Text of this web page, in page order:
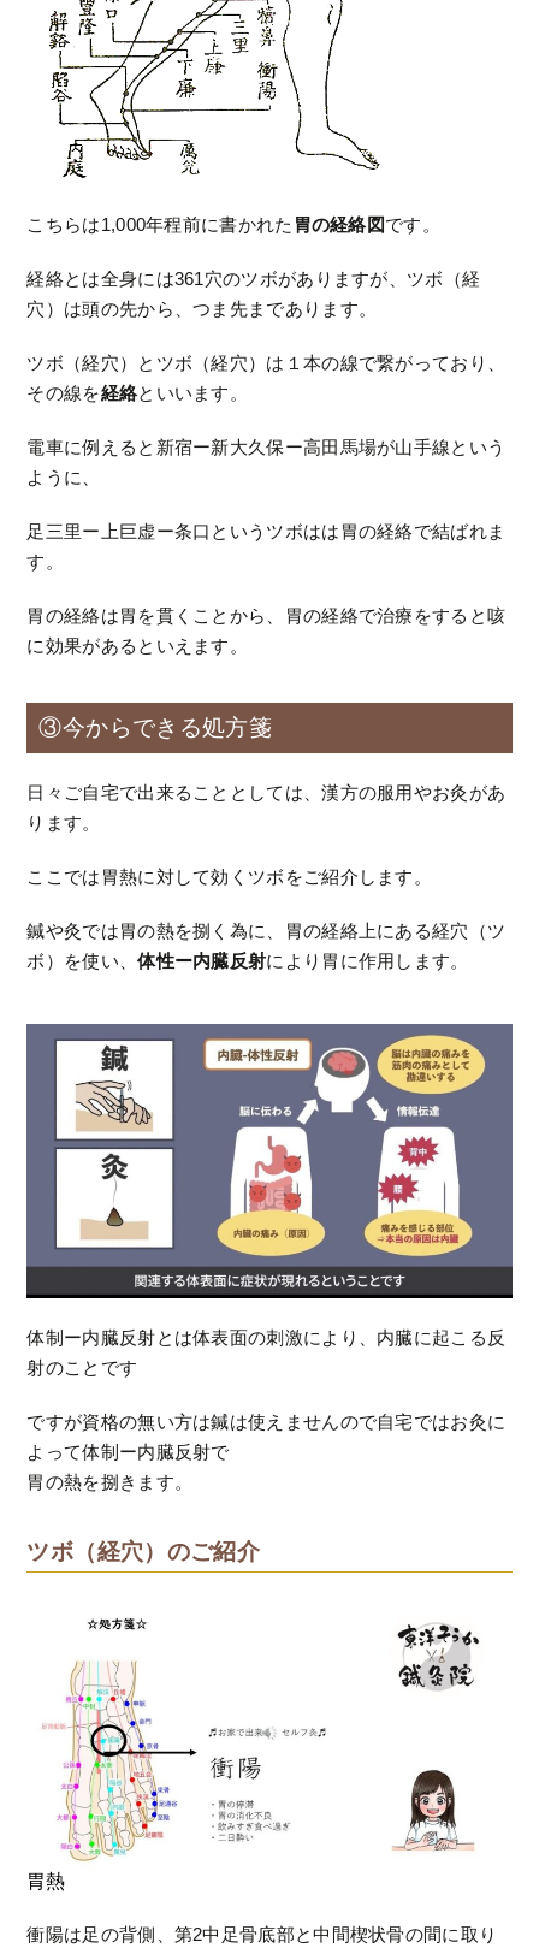
こちらは1,000年程前に書かれた 胃の経絡図です。
経絡とは全身には361穴のツボがありますが、ツボ（経
穴）は頭の先から、つま先まであります。
ツボ（経穴）とツボ（経穴）は１本の線で繋がっており、
その線を経絡といいます。
電車に例えると新宿ー新大久保ー高田馬場が山手線という
ように、
足三里ー上巨虚ー条口というツボはは胃の経絡で結ばれま
す。
胃の経絡は胃を貫くことから、胃の経絡で治療をすると咳
に効果があるといえます。
③今からできる処方箋
日々ご自宅で出来ることとしては、漢方の服用やお灸があ
ります。
ここでは胃熱に対して効くツボをご紹介します。
鍼や灸では胃の熱を捌く為に、胃の経絡上にある経穴（ツ
ボ）を使い、体性ー内臓反射により胃に作用します。
体制ー内臓反射とは体表面の刺激により、内臓に起こる反
射のことです
ですが資格の無い方は鍼は使えませんので自宅ではお灸に
よって体制ー内臓反射で
胃の熱を捌きます。
ツボ（経穴）のご紹介
胃熱
衝陽は足の背側、第2中足骨底部と中間楔状骨の間に取り